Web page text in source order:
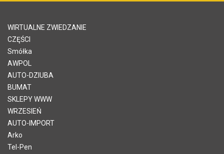
WIRTUALNE ZWIEDZANIE
CZĘŚCI
Smółka
AWPOL
AUTO-DZIUBA
BUMAT
SKLEPY WWW
WRZESIEŃ
AUTO-IMPORT
Arko
Tel-Pen